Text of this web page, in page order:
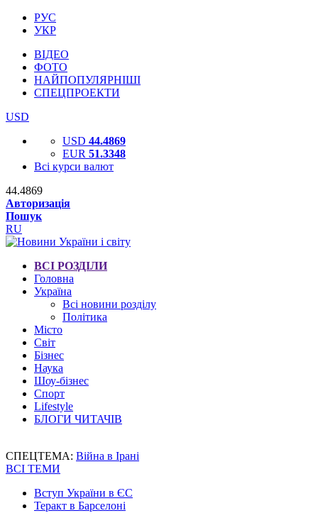
РУС
УКР
ВІДЕО
ФОТО
НАЙПОПУЛЯРНІШІ
СПЕЦПРОЕКТИ
USD
USD 44.4869
EUR 51.3348
Всі курси валют
44.4869
Авторизація
Пошук
RU
ВСІ РОЗДІЛИ
Головна
Україна
Всі новини розділу
Політика
Місто
Світ
Бізнес
Наука
Шоу-бізнес
Спорт
Lifestyle
БЛОГИ ЧИТАЧІВ
СПЕЦТЕМА: Війна в Ірані
ВСІ ТЕМИ
Вступ України в ЄС
Теракт в Барселоні